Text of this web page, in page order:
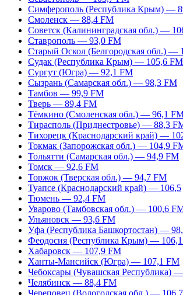
Симферополь (Республика Крым) —
Смоленск — 88,4 FM
Советск (Калининградская обл.) —
Ставрополь — 93,0 FM
Старый Оскол (Белгородская обл.) —
Судак (Республика Крым) — 105,6 FM
Сургут (Югра) — 92,1 FM
Сызрань (Самарская обл.) — 98,3 FM
Тамбов — 99,9 FM
Тверь — 89,4 FM
Тёмкино (Смоленская обл.) — 96,1
Тирасполь (Приднестровье) — 88,3
Тихорецк (Краснодарский край) —
Токмак (Запорожская обл.) — 104,9
Тольятти (Самарская обл.) — 94,9 FM
Томск — 92,6 FM
Торжок (Тверская обл.) — 94,7 FM
Туапсе (Краснодарский край) — 106,5
Тюмень — 92,4 FM
Уварово (Тамбовская обл.) — 100,6
Ульяновск — 93,6 FM
Уфа (Республика Башкортостан) —
Феодосия (Республика Крым) —
Хабаровск — 107,9 FM
Ханты-Мансийск (Югра) — 107,1 FM
Чебоксары (Чувашская Республика)
Челябинск — 88,4 FM
Череповец (Вологодская обл.) —